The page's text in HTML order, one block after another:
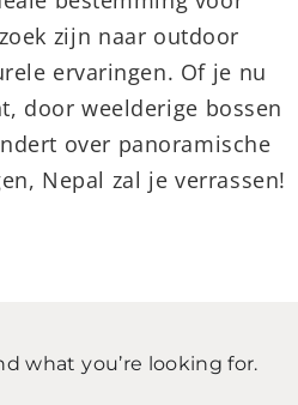
zijn naar outdoor
ervaringen. Of je nu
door weelderige bossen
over panoramische
Nepal zal je verrassen!
what you’re looking for.